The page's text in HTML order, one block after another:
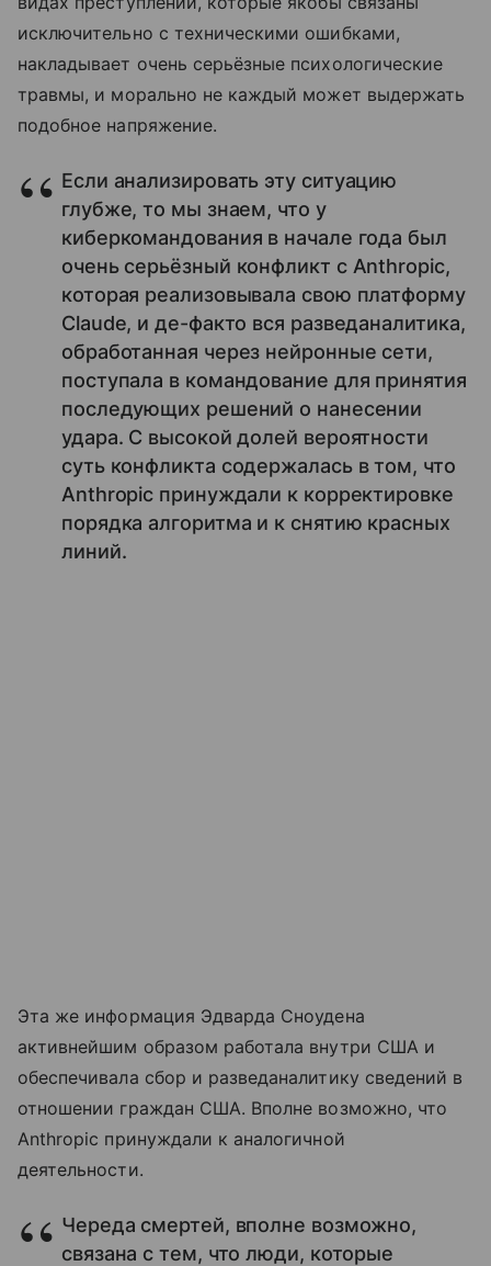
исключительно с техническими ошибками,
накладывает очень серьёзные психологические
травмы, и морально не каждый может выдержать
подобное напряжение.
Если анализировать эту ситуацию
глубже, то мы знаем, что у
киберкомандования в начале года был
очень серьёзный конфликт с Anthropic,
которая реализовывала свою платформу
Claude, и де-факто вся разведаналитика,
обработанная через нейронные сети,
поступала в командование для принятия
последующих решений о нанесении
удара. С высокой долей вероятности
суть конфликта содержалась в том, что
Anthropic принуждали к корректировке
порядка алгоритма и к снятию красных
линий.
Эта же информация Эдварда Сноудена
активнейшим образом работала внутри США и
обеспечивала сбор и разведаналитику сведений в
отношении граждан США. Вполне возможно, что
Anthropic принуждали к аналогичной
деятельности.
Череда смертей, вполне возможно,
связана с тем, что люди, которые